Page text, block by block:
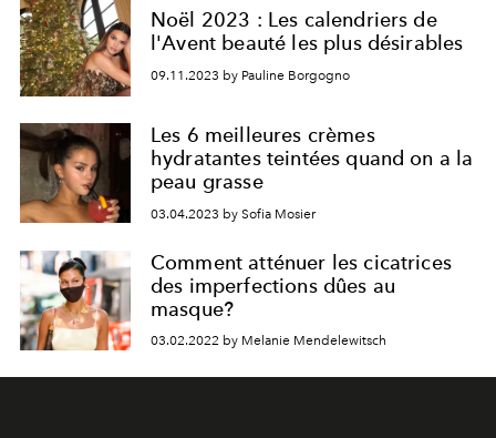
Noël 2023 : Les calendriers de
l'Avent beauté les plus désirables
09.11.2023 by Pauline Borgogno
Les 6 meilleures crèmes
hydratantes teintées quand on a la
peau grasse
03.04.2023 by Sofia Mosier
Comment atténuer les cicatrices
des imperfections dûes au
masque?
03.02.2022 by Melanie Mendelewitsch